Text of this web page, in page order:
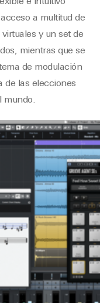
e intuitivo
a multitud de
y un set de
mientras que se
de modulación
de las elecciones
mundo.